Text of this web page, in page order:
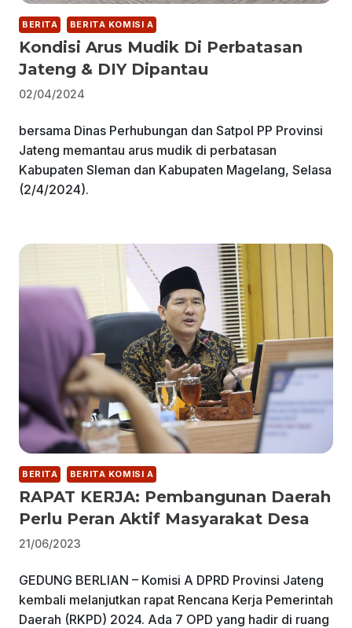
BERITA BERITA KOMISI A
Kondisi Arus Mudik Di Perbatasan
Jateng & DIY Dipantau
02/04/2024
bersama Dinas Perhubungan dan Satpol PP Provinsi
Jateng memantau arus mudik di perbatasan
Kabupaten Sleman dan Kabupaten Magelang, Selasa
(2/4/2024).
BERITA BERITA KOMISI A
RAPAT KERJA: Pembangunan Daerah
Perlu Peran Aktif Masyarakat Desa
21/06/2023
GEDUNG BERLIAN – Komisi A DPRD Provinsi Jateng
kembali melanjutkan rapat Rencana Kerja Pemerintah
Daerah (RKPD) 2024. Ada 7 OPD yang hadir di ruang